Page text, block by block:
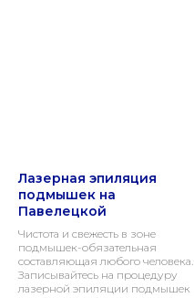
Лазерная эпиляция
подмышек на
Павелецкой
Чистота и свежесть в зоне
подмышек-обязательная
составляющая любого человека.
Записывайтесь на процедуру
лазерной эпиляции подмышек